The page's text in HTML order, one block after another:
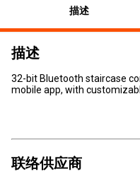
描述
描述
32-bit Bluetooth staircase
mobile app, with
联络供应商